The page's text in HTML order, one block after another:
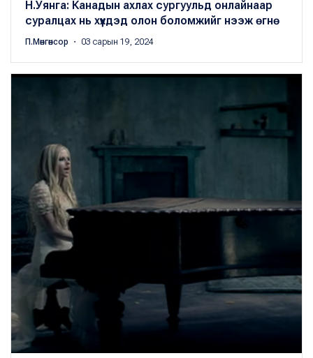
Н.Уянга: Канадын ахлах сургуульд онлайнаар
суралцах нь хүүхдэд олон боломжийг нээж өгнө
П.Мөнгөнсор ・ 03 сарын 19, 2024